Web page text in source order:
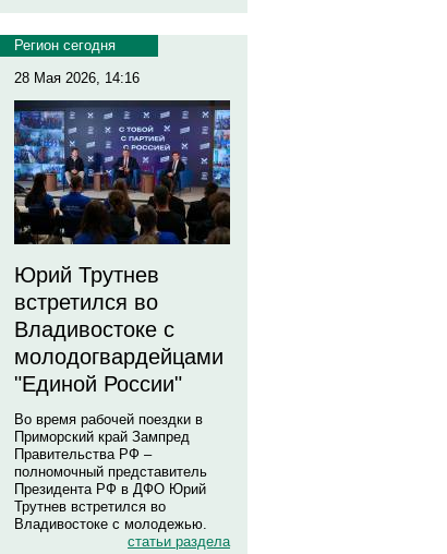
Регион сегодня
28 Мая 2026, 14:16
Юрий Трутнев
встретился во
Владивостоке с
молодогвардейцами
"Единой России"
Во время рабочей поездки в
Приморский край Зампред
Правительства РФ –
полномочный представитель
Президента РФ в ДФО Юрий
Трутнев встретился во
Владивостоке с молодежью.
статьи раздела